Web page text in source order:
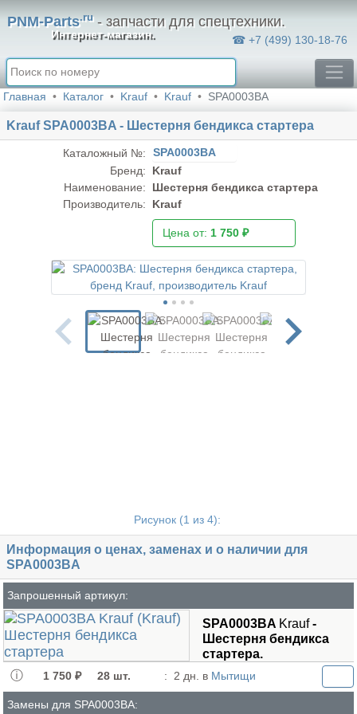
PNM-Parts.ru- запчасти для спецтехники.
Интернет-магазин. ☎ +7 (499) 130-18-76
Главная Каталог Krauf Krauf SPA0003BA
Krauf SPA0003BA - Шестерня бендикса стартера
Каталожный №:
SPA0003BA
Бренд:
Krauf
Наименование:
Шестерня бендикса стартера
Производитель:
Krauf
Цена от: 1 750 ₽
Рисунок (1 из 4):
Информация о ценах, заменах и о наличии для
SPA0003BA
Запрошенный артикул:
SPA0003BA Krauf-
Шестерня бендикса
стартера.
1 750 ₽ 28 шт. : 2 дн. в Мытищи
Замены для SPA0003BA: